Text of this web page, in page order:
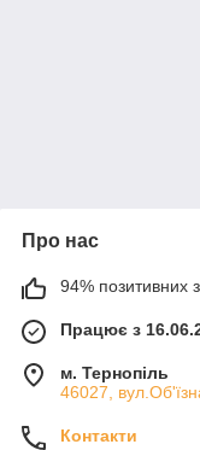
Про нас
94% позитивних з
Працює з
м. Тернопіль
46027,
Контакти